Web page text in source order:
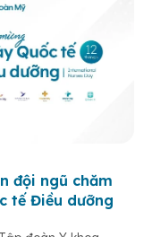
đội ngũ chăm
tế Điều dưỡng